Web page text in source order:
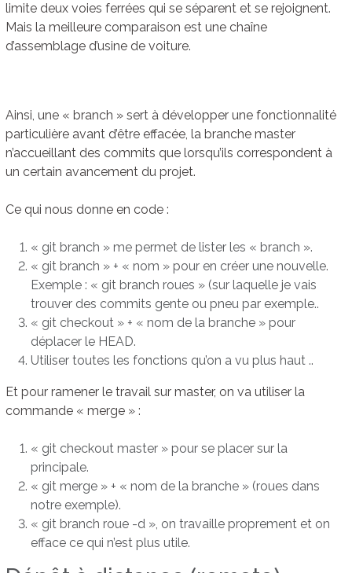
limite deux voies ferrées qui se séparent et se rejoignent.
Mais la meilleure comparaison est une chaîne
d’assemblage d’usine de voiture.
Ainsi, une « branch » sert à développer une fonctionnalité
particulière avant d’être effacée, la branche master
n’accueillant des commits que lorsqu’ils correspondent à
un certain avancement du projet.
Ce qui nous donne en code :
« git branch » me permet de lister les « branch ».
« git branch » + « nom » pour en créer une nouvelle.
Exemple : « git branch roues » (sur laquelle je vais
trouver des commits gente ou pneu par exemple..
« git checkout » + « nom de la branche » pour
déplacer le HEAD.
Utiliser toutes les fonctions qu’on a vu plus haut ..
Et pour ramener le travail sur master, on va utiliser la
commande « merge » :
« git checkout master » pour se placer sur la
principale.
« git merge » + « nom de la branche » (roues dans
notre exemple).
« git branch roue -d », on travaille proprement et on
efface ce qui n’est plus utile.